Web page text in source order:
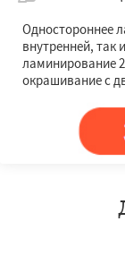
Одностороннее
внутренней, так
ламинирование
окрашивание с